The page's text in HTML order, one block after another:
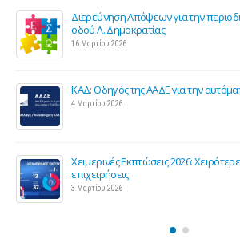
Διερεύνηση Απόψεων για την
οδού Λ. Δημοκρατίας
16 Μαρτίου 2026
ΚΑΔ: Οδηγός της ΑΑΔΕ για την
4 Μαρτίου 2026
Χειμερινές Εκπτώσεις 2026:
επιχειρήσεις
3 Μαρτίου 2026